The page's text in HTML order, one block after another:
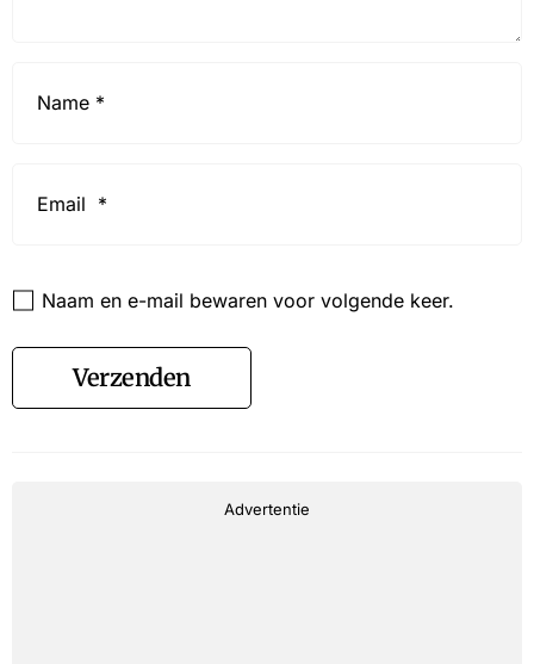
Naam en e-mail bewaren voor volgende keer.
Verzenden
Advertentie